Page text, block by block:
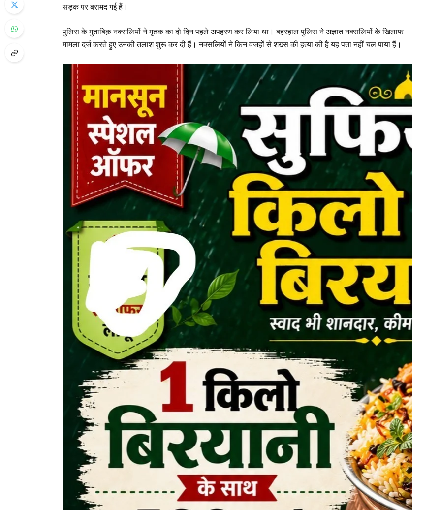
सड़क पर बरामद गई हैं।
पुलिस के मुताबिक़ नक्सलियों ने मृतक का दो दिन पहले अपहरण कर लिया था। बहरहाल पुलिस ने अज्ञात नक्सलियों के खिलाफ
मामला दर्ज करते हुए उनकी तलाश शुरू कर दी हैं। नक्सलियों ने किन वजहों से शख्स की हत्या की हैं यह पता नहीं चल पाया हैं।